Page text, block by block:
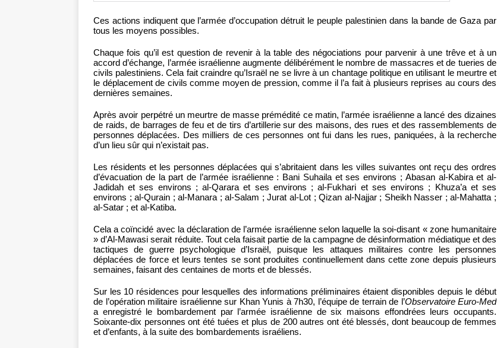
Ces actions indiquent que l’armée d’occupation détruit le peuple palestinien dans la bande de Gaza par
tous les moyens possibles.
Chaque fois qu’il est question de revenir à la table des négociations pour parvenir à une trêve et à un
accord d’échange, l’armée israélienne augmente délibérément le nombre de massacres et de tueries de
civils palestiniens. Cela fait craindre qu’Israël ne se livre à un chantage politique en utilisant le meurtre et
le déplacement de civils comme moyen de pression, comme il l’a fait à plusieurs reprises au cours des
dernières semaines.
Après avoir perpétré un meurtre de masse prémédité ce matin, l’armée israélienne a lancé des dizaines
de raids, de barrages de feu et de tirs d’artillerie sur des maisons, des rues et des rassemblements de
personnes déplacées. Des milliers de ces personnes ont fui dans les rues, paniquées, à la recherche
d’un lieu sûr qui n’existait pas.
Les résidents et les personnes déplacées qui s’abritaient dans les villes suivantes ont reçu des ordres
d’évacuation de la part de l’armée israélienne : Bani Suhaila et ses environs ; Abasan al-Kabira et al-
Jadidah et ses environs ; al-Qarara et ses environs ; al-Fukhari et ses environs ; Khuza’a et ses
environs ; al-Qurain ; al-Manara ; al-Salam ; Jurat al-Lot ; Qizan al-Najjar ; Sheikh Nasser ; al-Mahatta ;
al-Satar ; et al-Katiba.
Cela a coïncidé avec la déclaration de l’armée israélienne selon laquelle la soi-disant « zone humanitaire
» d’Al-Mawasi serait réduite. Tout cela faisait partie de la campagne de désinformation médiatique et des
tactiques de guerre psychologique d’Israël, puisque les attaques militaires contre les personnes
déplacées de force et leurs tentes se sont produites continuellement dans cette zone depuis plusieurs
semaines, faisant des centaines de morts et de blessés.
Sur les 10 résidences pour lesquelles des informations préliminaires étaient disponibles depuis le début
de l’opération militaire israélienne sur Khan Yunis à 7h30, l’équipe de terrain de l’Observatoire Euro-Med
a enregistré le bombardement par l’armée israélienne de six maisons effondrées leurs occupants.
Soixante-dix personnes ont été tuées et plus de 200 autres ont été blessés, dont beaucoup de femmes
et d’enfants, à la suite des bombardements israéliens.